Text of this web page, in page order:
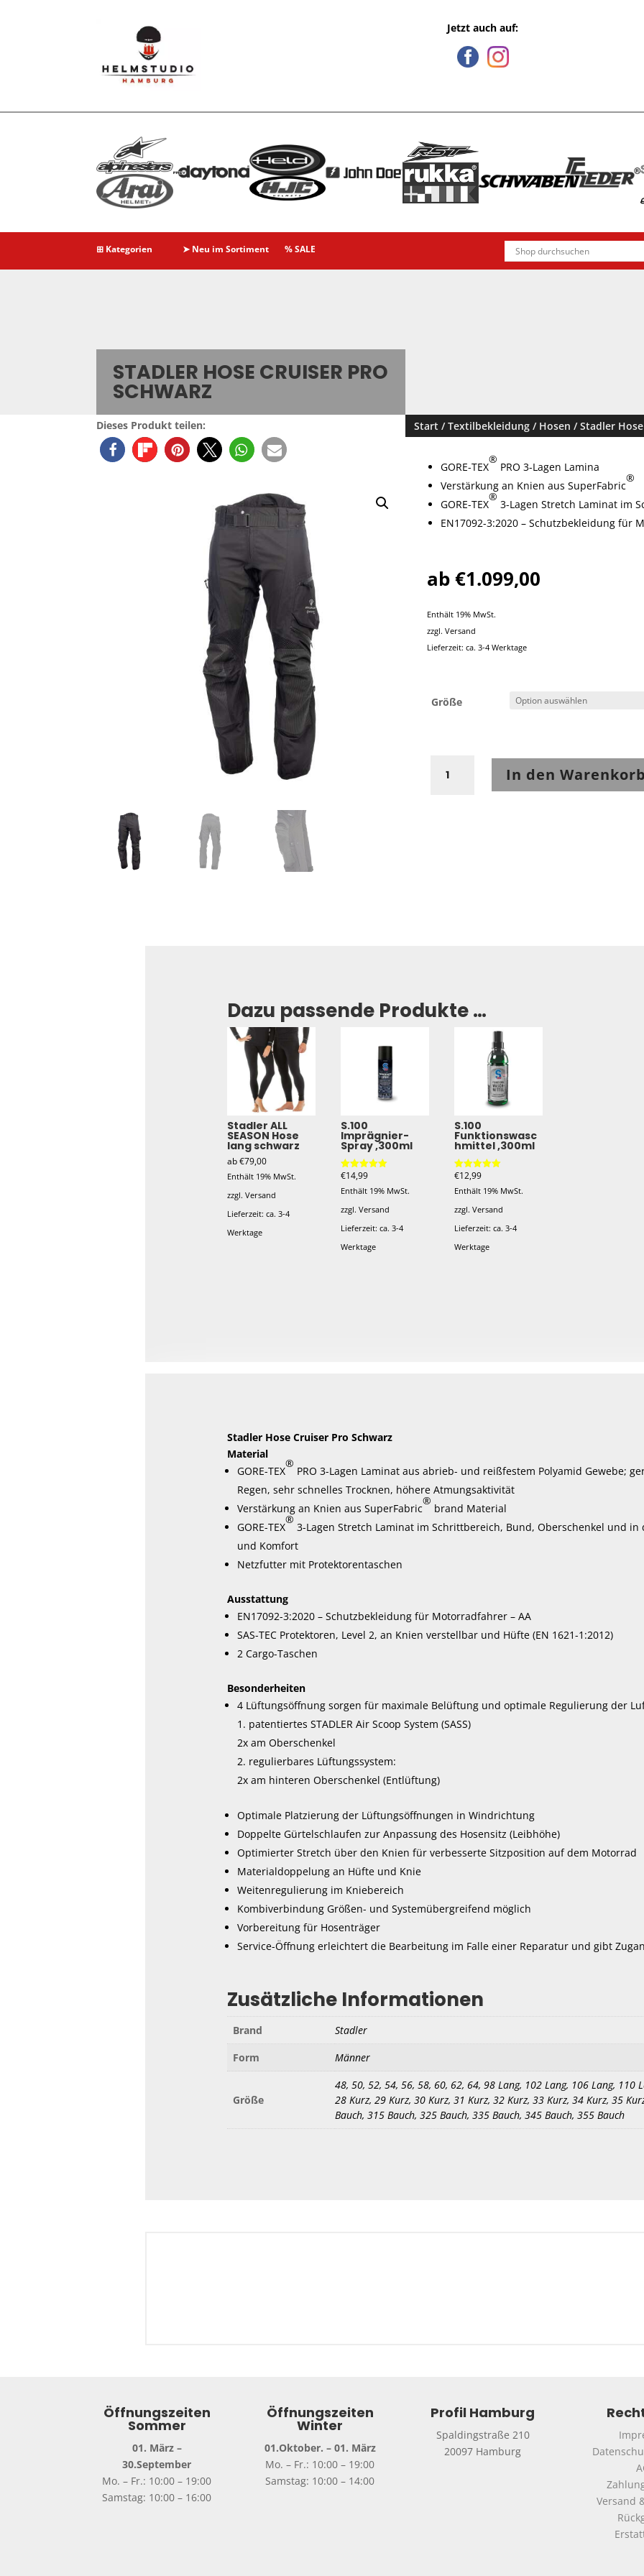
Jetzt auch auf:
⊞ Kategorien ➤ Neu im Sortiment % SALE
STADLER HOSE CRUISER PRO
SCHWARZ
Dieses Produkt teilen: Start /Textilbekleidung / Hosen / Stadler
GORE-TEX
®
PRO 3-Lagen Lamina
Verstärkung an Knien aus SuperFabric
®
GORE-TEX
®
3-Lagen Stretch Laminat im
EN17092-3:2020 – Schutzbekleidung für
ab€1.099,00
Enthält 19% MwSt.
zzgl.Versand
Lieferzeit: ca. 3-4 Werktage
Größe
Hose
In den
Dazu passende Produkte …
Stadler ALL
SEASON Hose
lang schwarz
ab€79,00
Enthält 19% MwSt.
zzgl. Versand
Lieferzeit: ca. 3-4
Werktage
der
Produktseite
gewählt
werden
S.100
Imprägnier-
Spray ,300ml
Bewertet mit
von 5
€14,99
Enthält 19% MwSt.
zzgl. Versand
Lieferzeit: ca. 3-4
Werktage
S.100
Funktionswasc
hmittel ,300ml
Bewertet mit
von 5
€12,99
Enthält 19% MwSt.
zzgl.Versand
Lieferzeit: ca. 3-4
Werktage
Stadler Hose Cruiser Pro Schwarz
Material
GORE-TEX
®
PRO 3-Lagen Laminat aus abrieb- und reißfestem Polyamid Gewebe;
Regen, sehr schnelles Trocknen, höhere Atmungsaktivität
Verstärkung an Knien aus SuperFabric
®
brand Material
GORE-TEX
®
3-Lagen Stretch Laminat im Schrittbereich, Bund, Oberschenkel und
und Komfort
Netzfutter mit Protektorentaschen
Ausstattung
EN17092-3:2020 – Schutzbekleidung für Motorradfahrer – AA
SAS-TEC Protektoren, Level 2, an Knien verstellbar und Hüfte (EN 1621-1:2012)
2 Cargo-Taschen
Besonderheiten
4 Lüftungsöffnung sorgen für maximale Belüftung und optimale Regulierung der
patentiertes STADLER Air Scoop System (SASS)
2x am Oberschenkel
regulierbares Lüftungssystem:
2x am hinteren Oberschenkel (Entlüftung)
Optimale Platzierung der Lüftungsöffnungen in Windrichtung
Doppelte Gürtelschlaufen zur Anpassung des Hosensitz (Leibhöhe)
Optimierter Stretch über den Knien für verbesserte Sitzposition auf dem Motorrad
Materialdoppelung an Hüfte und Knie
Weitenregulierung im Kniebereich
Kombiverbindung Größen- und Systemübergreifend möglich
Vorbereitung für Hosenträger
Service-Öffnung erleichtert die Bearbeitung im Falle einer Reparatur und gibt
Zusätzliche Informationen
Brand
Stadler
Form
Männer
Größe
48, 50, 52, 54, 56, 58, 60, 62, 64, 98 Lang, 102 Lang, 106 Lang, 110
28 Kurz, 29 Kurz, 30 Kurz, 31 Kurz, 32 Kurz, 33 Kurz, 34 Kurz, 35
Bauch, 315 Bauch, 325 Bauch, 335 Bauch, 345 Bauch, 355 Bauch
Öffnungszeiten
Sommer
01. März –
30.September
Mo. – Fr.: 10:00 – 19:00
Samstag: 10:00 – 16:00
Öffnungszeiten
Winter
01.Oktober. – 01. März
Mo. – Fr.: 10:00 – 19:00
Samstag: 10:00 – 14:00
Profil Hamburg
Spaldingstraße 210
20097 Hamburg
Versand